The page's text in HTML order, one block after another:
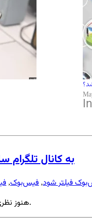
به کانال تلگرام
فیلتر شود, فیس‌بوک,
هنوز نظری اضافه نشده است. شما اولین نظر را بدهید.